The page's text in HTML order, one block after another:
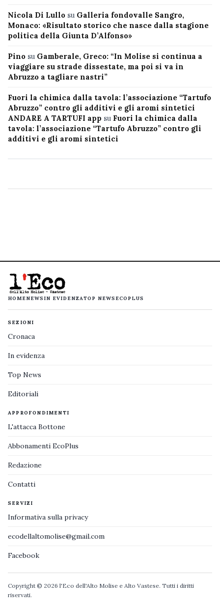
Nicola Di Lullo su Galleria fondovalle Sangro,
Monaco: «Risultato storico che nasce dalla stagione
politica della Giunta D’Alfonso»
Pino su Gamberale, Greco: “In Molise si continua a
viaggiare su strade dissestate, ma poi si va in
Abruzzo a tagliare nastri”
Fuori la chimica dalla tavola: l’associazione “Tartufo
Abruzzo” contro gli additivi e gli aromi sintetici
ANDARE A TARTUFI app su Fuori la chimica dalla
tavola: l’associazione “Tartufo Abruzzo” contro gli
additivi e gli aromi sintetici
HOMENEWS IN EVIDENZATOP NEWS ECOPLUS
SEZIONI
Cronaca
In evidenza
Top News
Editoriali
APPROFONDIMENTI
L'attacca Bottone
Abbonamenti EcoPlus
Redazione
Contatti
SERVIZI
Informativa sulla privacy
ecodellaltomolise@gmail.com
Facebook
Copyright © 2026 l'Eco dell'Alto Molise e Alto Vastese. Tutti i diritti
riservati.